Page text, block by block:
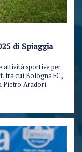
di Spiaggia
attività sportive per
tra cui Bologna FC,
Pietro Aradori.